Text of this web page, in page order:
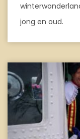
jong en oud.